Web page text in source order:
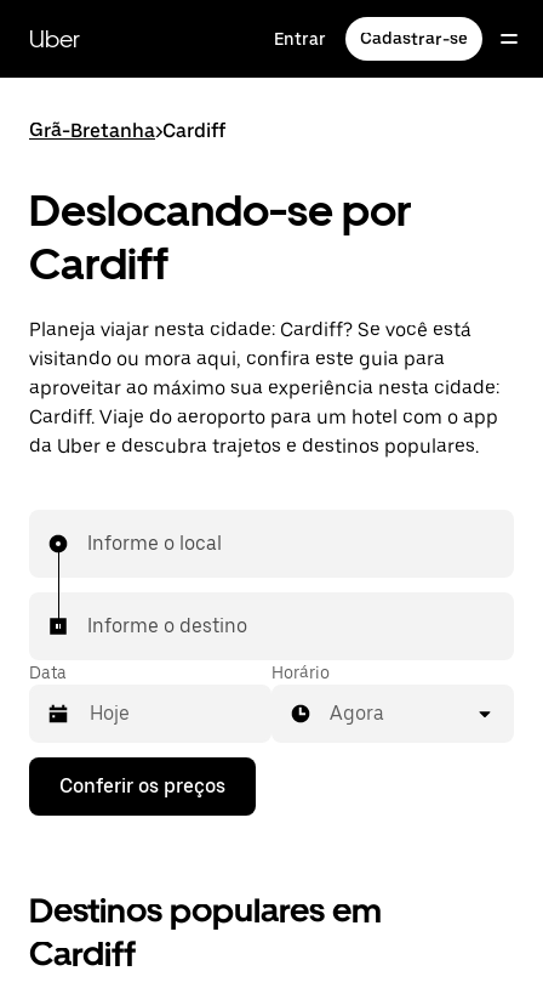
para
conteúdo
Uber Entrar Cadastrar-se
Grã-Bretanha>Cardiff
Deslocando-se por
Cardiff
Planeja viajar nesta cidade: Cardiff? Se você está
visitando ou mora aqui, confira este guia para
aproveitar ao máximo sua experiência nesta cidade:
Cardiff. Viaje do aeroporto para um hotel com o app
da Uber e descubra trajetos e destinos populares.
Informe o local
Informe o destino
Data
Pressione
seta
interagir
com
o
calendário
Horário
Agora
Conferir os preços
Destinos populares em
Cardiff